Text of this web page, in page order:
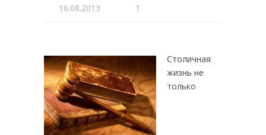
16.08.2013 1
Столичная
жизнь не
только